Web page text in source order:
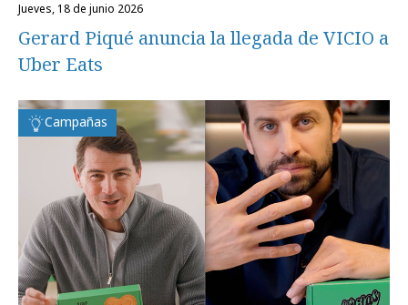
jueves, 18 de junio 2026
Gerard Piqué anuncia la llegada de VICIO a
Uber Eats
Campañas